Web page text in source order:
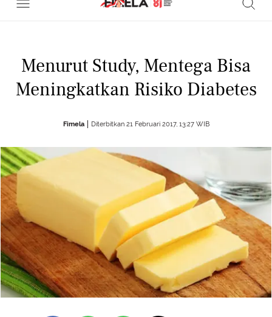
Menurut Study, Mentega Bisa
Meningkatkan Risiko Diabetes
Fimela Diterbitkan 21 Februari 2017, 13:27 WIB